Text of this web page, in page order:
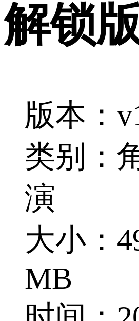
解锁
版本：
类别：
演
大小：
MB